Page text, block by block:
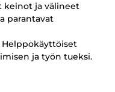
keinot ja välineet
parantavat
Helppokäyttöiset
ja työn tueksi.